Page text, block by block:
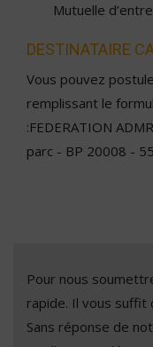
Mutuelle
DESTINATAIRE
Vous pouvez
remplissant le
:FEDERATION
parc - BP 20008 -
Pour nous
rapide. Il vous suffit
Sans réponse de